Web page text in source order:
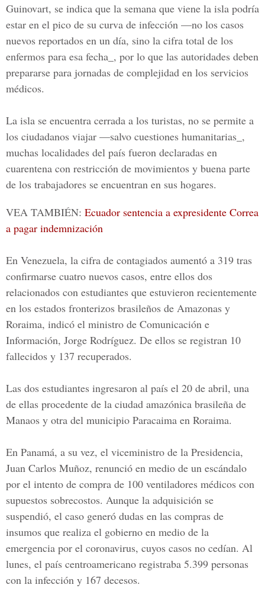
Guinovart, se indica que la semana que viene la isla podría
estar en el pico de su curva de infección —no los casos
nuevos reportados en un día, sino la cifra total de los
enfermos para esa fecha_, por lo que las autoridades deben
prepararse para jornadas de complejidad en los servicios
médicos.
La isla se encuentra cerrada a los turistas, no se permite a
los ciudadanos viajar —salvo cuestiones humanitarias_,
muchas localidades del país fueron declaradas en
cuarentena con restricción de movimientos y buena parte
de los trabajadores se encuentran en sus hogares.
VEA TAMBIÉN: Ecuador sentencia a expresidente Correa
a pagar indemnización
En Venezuela, la cifra de contagiados aumentó a 319 tras
confirmarse cuatro nuevos casos, entre ellos dos
relacionados con estudiantes que estuvieron recientemente
en los estados fronterizos brasileños de Amazonas y
Roraima, indicó el ministro de Comunicación e
Información, Jorge Rodríguez. De ellos se registran 10
fallecidos y 137 recuperados.
Las dos estudiantes ingresaron al país el 20 de abril, una
de ellas procedente de la ciudad amazónica brasileña de
Manaos y otra del municipio Paracaima en Roraima.
En Panamá, a su vez, el viceministro de la Presidencia,
Juan Carlos Muñoz, renunció en medio de un escándalo
por el intento de compra de 100 ventiladores médicos con
supuestos sobrecostos. Aunque la adquisición se
suspendió, el caso generó dudas en las compras de
insumos que realiza el gobierno en medio de la
emergencia por el coronavirus, cuyos casos no cedían. Al
lunes, el país centroamericano registraba 5.399 personas
con la infección y 167 decesos.